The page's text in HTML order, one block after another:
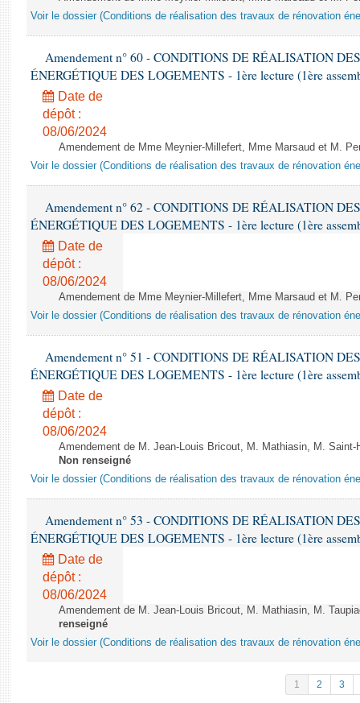
Voir le dossier (Conditions de réalisation des travaux de rénovation
Amendement n° 60 - CONDITIONS DE RÉALISATION
ÉNERGÉTIQUE DES LOGEMENTS - 1ère lecture (1ère
Date de
dépôt :
08/06/2024
Amendement de Mme Meynier-Millefert, Mme Marsaud et M.
Voir le dossier (Conditions de réalisation des travaux de rénovation
Amendement n° 62 - CONDITIONS DE RÉALISATION
ÉNERGÉTIQUE DES LOGEMENTS - 1ère lecture (1ère
Date de
dépôt :
08/06/2024
Amendement de Mme Meynier-Millefert, Mme Marsaud et M.
Voir le dossier (Conditions de réalisation des travaux de rénovation
Amendement n° 51 - CONDITIONS DE RÉALISATION
ÉNERGÉTIQUE DES LOGEMENTS - 1ère lecture (1ère
Date de
dépôt :
08/06/2024
Amendement de M. Jean-Louis Bricout, M. Mathiasin, M.
Non renseigné
Voir le dossier (Conditions de réalisation des travaux de rénovation
Amendement n° 53 - CONDITIONS DE RÉALISATION
ÉNERGÉTIQUE DES LOGEMENTS - 1ère lecture (1ère
Date de
dépôt :
08/06/2024
Amendement de M. Jean-Louis Bricout, M. Mathiasin, M.
renseigné
Voir le dossier (Conditions de réalisation des travaux de rénovation
1 2 3